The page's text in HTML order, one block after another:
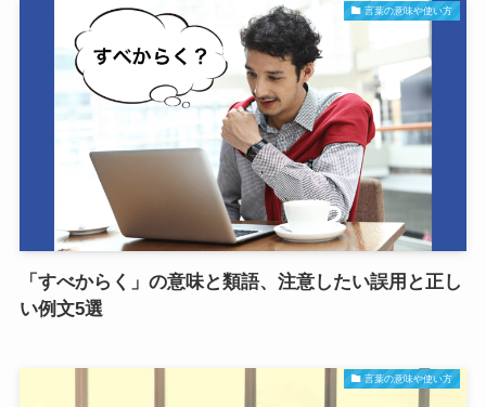
言葉の意味や使い方
「すべからく」の意味と類語、注意したい誤用と正し
い例文5選
言葉の意味や使い方